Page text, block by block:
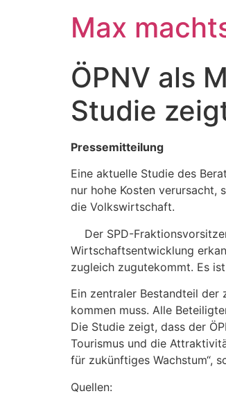
Max
ÖPNV als
Studie
Pressemitteilung
Eine aktuelle Studie des
nur hohe Kosten
die Volkswirtschaft.
Der SPD-
Wirtschaftsentwicklung
zugleich zugutekommt. Es
Ein zentraler Bestandteil der
kommen muss. Alle
Die Studie zeigt, dass der
Tourismus und die
für zukünftiges Wachstum“,
Quellen: